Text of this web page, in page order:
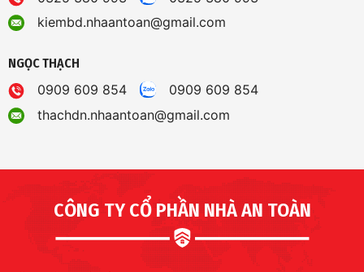
kiembd.nhaantoan@gmail.com
NGỌC THẠCH
0909 609 854
0909 609 854
thachdn.nhaantoan@gmail.com
CÔNG TY CỔ PHẦN NHÀ AN TOÀN